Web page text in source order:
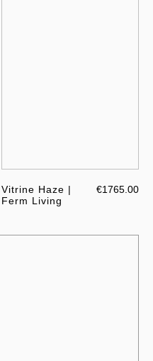
Vitrine Haze |
Ferm Living
€1765.00